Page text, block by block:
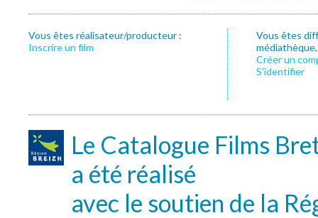
Vous êtes réalisateur/producteur :
Inscrire un film
Vous êtes
Créer un
S’identifier
Le Catalogue Films
a été réalisé
avec le soutien de la